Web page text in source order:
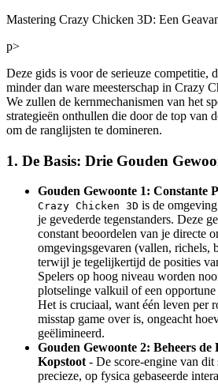
Mastering Crazy Chicken 3D: Een
p>
Deze gids is voor de serieuze competitie,
minder dan ware meesterschap in Crazy
We zullen de kernmechanismen van het
strategieën onthullen die door de top van
om de ranglijsten te domineren.
1. De Basis: Drie Gouden
Gouden Gewoonte 1: Constante
Crazy Chicken 3D is de
je gevederde tegenstanders. Deze
constant beoordelen van je directe
omgevingsgevaren (vallen, richels,
terwijl je tegelijkertijd de posities
Spelers op hoog niveau worden
plotselinge valkuil of een
Het is cruciaal, want één leven per
misstap game over is, ongeacht
geëlimineerd.
Gouden Gewoonte 2: Beheers de
Kopstoot - De score-engine van
precieze, op fysica gebaseerde